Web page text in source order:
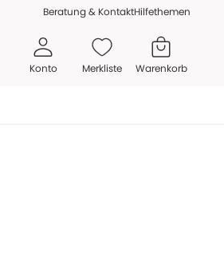
Beratung & KontaktHilfethemen
Konto Merkliste Warenkorb